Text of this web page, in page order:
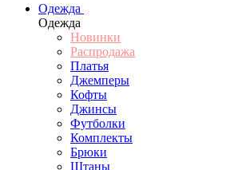
Одежда
Одежда
Новинки
Распродажа
Платья
Джемперы
Кофты
Джинсы
Футболки
Комплекты
Брюки
Штаны